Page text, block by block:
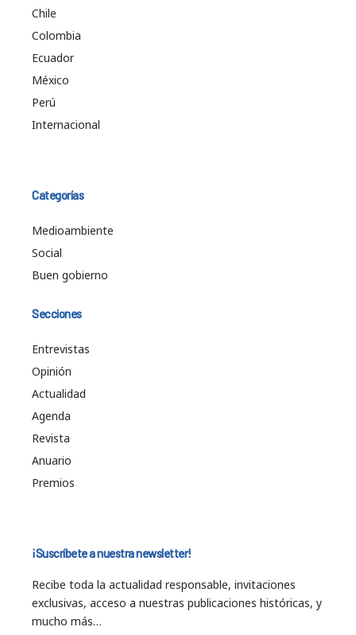
Chile
Colombia
Ecuador
México
Perú
Internacional
Categorías
Medioambiente
Social
Buen gobierno
Secciones
Entrevistas
Opinión
Actualidad
Agenda
Revista
Anuario
Premios
¡Suscríbete a nuestra newsletter!
Recibe toda la actualidad responsable, invitaciones
exclusivas, acceso a nuestras publicaciones históricas, y
mucho más…